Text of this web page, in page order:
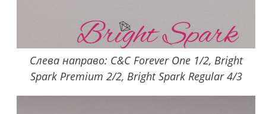
Слева направо: C&C Forever One 1/2, Bright
Spark Premium 2/2, Bright Spark Regular 4/3